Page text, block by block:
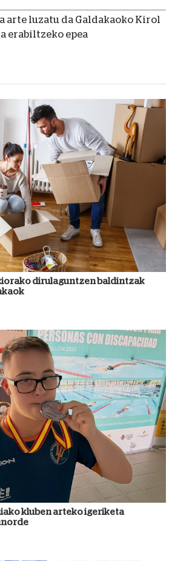
arte luzatu da Galdakaoko Kirol
erabiltzeko epea
dirulaguntzen baldintzak
kluben arteko igeriketa